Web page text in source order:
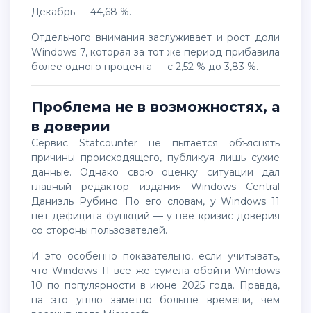
декабрь — 44,68 %.
Отдельного внимания заслуживает и рост доли
Windows 7, которая за тот же период прибавила
более одного процента — с 2,52 % до 3,83 %.
Проблема не в возможностях, а
в доверии
Сервис Statcounter не пытается объяснять
причины происходящего, публикуя лишь сухие
данные. Однако свою оценку ситуации дал
главный редактор издания Windows Central
Даниэль Рубино. По его словам, у Windows 11
нет дефицита функций — у неё кризис доверия
со стороны пользователей.
И это особенно показательно, если учитывать,
что Windows 11 всё же сумела обойти Windows
10 по популярности в июне 2025 года. Правда,
на это ушло заметно больше времени, чем